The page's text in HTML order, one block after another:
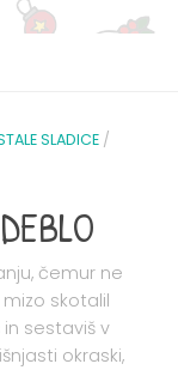
SLADICE /
čemur ne
skotalil
sestaviš v
okraski,